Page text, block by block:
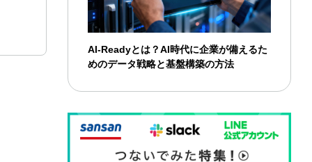
AI-Readyとは？AI時代に企業が備えるた
めのデータ戦略と基盤構築の方法